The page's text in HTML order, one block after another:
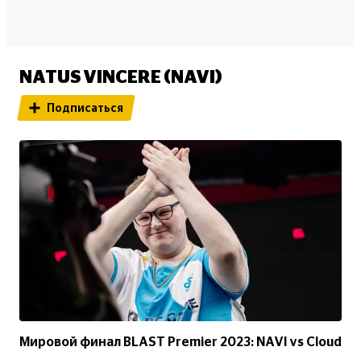
NATUS VINCERE (NAVI)
Подписаться
Мировой финал BLAST Premier 2023: NAVI vs Cloud